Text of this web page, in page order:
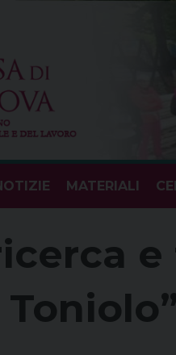
MATERIALI